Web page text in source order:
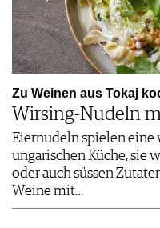
Zu Weinen aus Tokaj
Wirsing-Nudeln
Eiernudeln spielen eine
ungarischen Küche, sie
oder auch süssen
Weine mit…